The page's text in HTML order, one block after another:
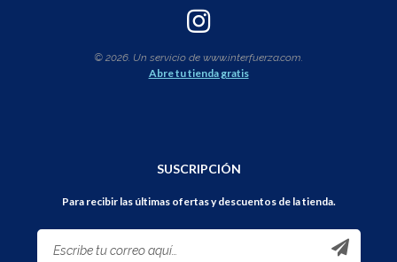
© 2026. Un servicio de www.interfuerza.com.
Abre tu tienda gratis
SUSCRIPCIÓN
Para recibir las últimas ofertas y descuentos de la tienda.